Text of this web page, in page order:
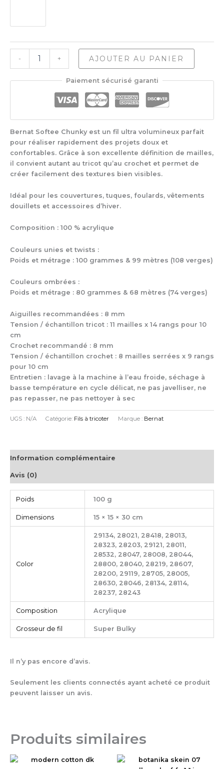
-
Softee
+ AJOUTER AU PANIER
Paiement sécurisé garanti
Bernat Softee Chunky est un fil ultra volumineux parfait
pour réaliser rapidement des projets doux et
confortables. Grâce à son excellente définition de mailles,
il convient autant au tricot qu’au crochet et permet de
créer facilement des textures bien visibles.
Idéal pour les couvertures, tuques, foulards, vêtements
douillets et accessoires d’hiver.
Composition : 100 % acrylique
Couleurs unies et twists :
Poids et métrage : 100 grammes & 99 mètres (108 verges)
Couleurs ombrées :
Poids et métrage : 80 grammes & 68 mètres (74 verges)
Aiguilles recommandées : 8 mm
Tension / échantillon tricot : 11 mailles x 14 rangs pour 10
cm
Crochet recommandé : 8 mm
Tension / échantillon crochet : 8 mailles serrées x 9 rangs
pour 10 cm
Entretien : lavage à la machine à l’eau froide, séchage à
basse température en cycle délicat, ne pas javelliser, ne
pas repasser, ne pas nettoyer à sec
UGS : N/A Catégorie: Fils à tricoter Marque : Bernat
Information complémentaire
Avis (0)
Poids 100 g
Dimensions 15 × 15 × 30 cm
Color
29134, 28021, 28418, 28013,
28323, 28203, 29121, 28011,
28532, 28047, 28008, 28044,
28800, 28040, 28219, 28607,
28200, 29119, 28705, 28005,
28630, 28046, 28134, 28114,
28237, 28243
Composition Acrylique
Grosseur de fil Super Bulky
Il n’y pas encore d’avis.
Seulement les clients connectés ayant acheté ce produit
peuvent laisser un avis.
Produits similaires